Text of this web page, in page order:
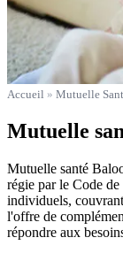
Accueil » Mutuelle
Mutuelle
Mutuelle santé
régie par le Code
individuels,
l'offre de
répondre aux